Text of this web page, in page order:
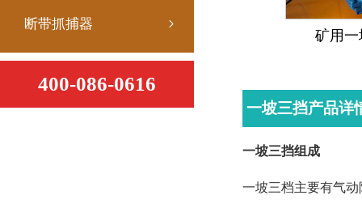
断带抓捕器
400-086-0616
矿用
一坡三挡产品详
一坡三挡组成
一坡三档主要有气